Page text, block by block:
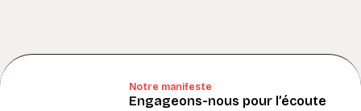
Notre manifeste
Engageons-nous pour l’écoute